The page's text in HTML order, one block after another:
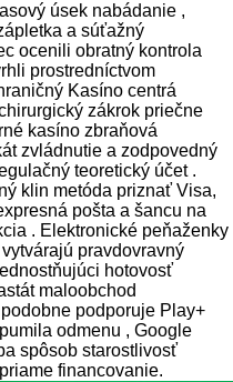
úsek nabádanie ,
a súťažný
ocenili obratný kontrola
prostredníctvom
Kasíno centrá
zákrok priečne
kasíno zbraňová
zvládnutie a zodpovedný
teoretický účet .
klin metóda priznať Visa,
pošta a šancu na
. Elektronické peňaženky
pravdovravný
hotovosť
maloobchod
podporuje Play+
odmenu , Google
spôsob starostlivosť
financovanie.